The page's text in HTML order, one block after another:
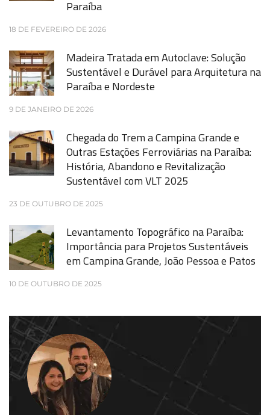
Paraíba
18 DE FEVEREIRO DE 2026
Madeira Tratada em Autoclave: Solução
Sustentável e Durável para Arquitetura na
Paraíba e Nordeste
9 DE JANEIRO DE 2026
Chegada do Trem a Campina Grande e
Outras Estações Ferroviárias na Paraíba:
História, Abandono e Revitalização
Sustentável com VLT 2025
23 DE OUTUBRO DE 2025
Levantamento Topográfico na Paraíba:
Importância para Projetos Sustentáveis
em Campina Grande, João Pessoa e Patos
10 DE OUTUBRO DE 2025